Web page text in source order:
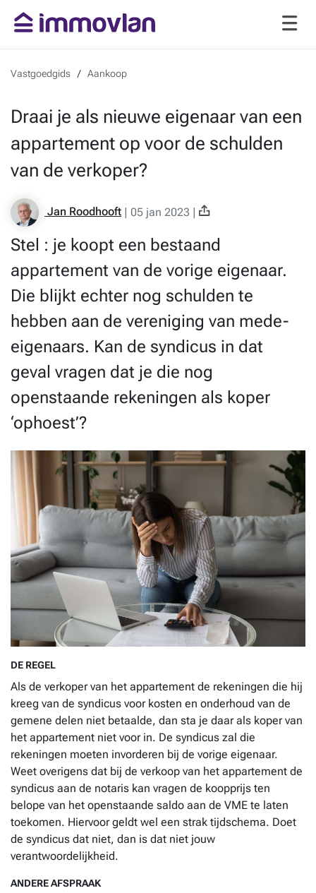
Vastgoedgids Aankoop
Draai je als nieuwe eigenaar van een
appartement op voor de schulden
van de verkoper?
Jan Roodhooft | 05 jan 2023 |
Stel : je koopt een bestaand
appartement van de vorige eigenaar.
Die blijkt echter nog schulden te
hebben aan de vereniging van mede-
eigenaars. Kan de syndicus in dat
geval vragen dat je die nog
openstaande rekeningen als koper
‘ophoest’?
DE REGEL
Als de verkoper van het appartement de rekeningen die hij
kreeg van de syndicus voor kosten en onderhoud van de
gemene delen niet betaalde, dan sta je daar als koper van
het appartement niet voor in. De syndicus zal die
rekeningen moeten invorderen bij de vorige eigenaar.
Weet overigens dat bij de verkoop van het appartement de
syndicus aan de notaris kan vragen de koopprijs ten
belope van het openstaande saldo aan de VME te laten
toekomen. Hiervoor geldt wel een strak tijdschema. Doet
de syndicus dat niet, dan is dat niet jouw
verantwoordelijkheid.
ANDERE AFSPRAAK